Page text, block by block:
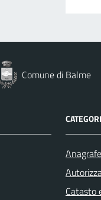
Comune di Balme
Catasto